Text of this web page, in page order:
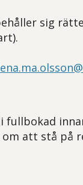
sig
att stå på